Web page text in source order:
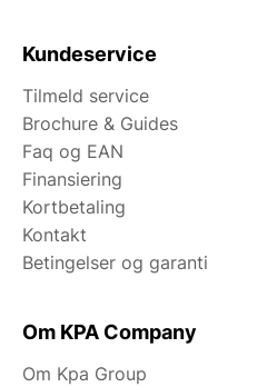
Kundeservice
Tilmeld service
Brochure & Guides
Faq og EAN
Finansiering
Kortbetaling
Kontakt
Betingelser og garanti
Om KPA Company
Om Kpa Group